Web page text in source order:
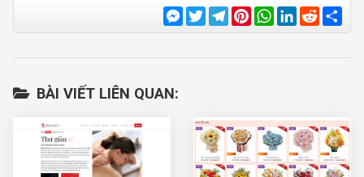
Messenger
TwitterTelegram
Pinterest
WhatsApp
LinkedIn
Reddit
BÀI VIẾT LIÊN QUAN: